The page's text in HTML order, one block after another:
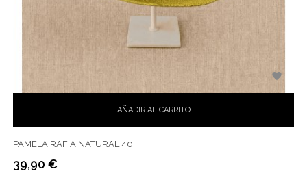
AÑADIR AL CARRITO

PAMELA RAFIA NATURAL 40
Precio
39,90 €